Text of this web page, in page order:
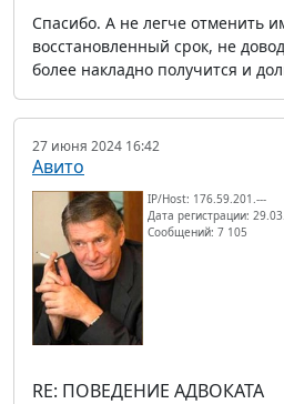
Спасибо. А не легче отменить
восстановленный срок, не
более накладно получится и
27 июня 2024 16:42
Авито
IP/Host: 176.59.201.---
Дата регистрации:
Сообщений: 7 105
RE: ПОВЕДЕНИЕ АДВОКАТА